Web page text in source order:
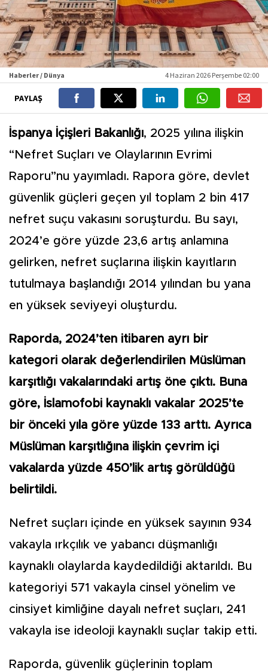
Haberler / Dünya 4 Haziran 2026 Perşembe 02:00
PAYLAŞ
İspanya İçişleri Bakanlığı, 2025 yılına ilişkin
“Nefret Suçları ve Olaylarının Evrimi
Raporu”nu yayımladı. Rapora göre, devlet
güvenlik güçleri geçen yıl toplam 2 bin 417
nefret suçu vakasını soruşturdu. Bu sayı,
2024’e göre yüzde 23,6 artış anlamına
gelirken, nefret suçlarına ilişkin kayıtların
tutulmaya başlandığı 2014 yılından bu yana
en yüksek seviyeyi oluşturdu.
Raporda, 2024’ten itibaren ayrı bir
kategori olarak değerlendirilen Müslüman
karşıtlığı vakalarındaki artış öne çıktı. Buna
göre, İslamofobi kaynaklı vakalar 2025’te
bir önceki yıla göre yüzde 133 arttı. Ayrıca
Müslüman karşıtlığına ilişkin çevrim içi
vakalarda yüzde 450’lik artış görüldüğü
belirtildi.
Nefret suçları içinde en yüksek sayının 934
vakayla ırkçılık ve yabancı düşmanlığı
kaynaklı olaylarda kaydedildiği aktarıldı. Bu
kategoriyi 571 vakayla cinsel yönelim ve
cinsiyet kimliğine dayalı nefret suçları, 241
vakayla ise ideoloji kaynaklı suçlar takip etti.
Raporda, güvenlik güçlerinin toplam